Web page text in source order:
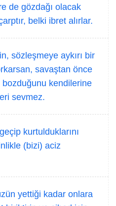
de gözdağı olacak
belki ibret alırlar.
sözleşmeye aykırı bir
savaştan önce
bozduğunu kendilerine
sevmez.
kurtulduklarını
(bizi) aciz
yettiği kadar onlara